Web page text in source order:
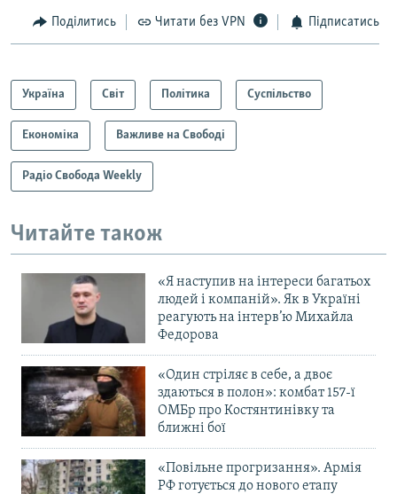
Поділитись Читати без VPN Підписатись
Україна Світ Політика Суспільство
Економіка Важливе на Свободі
Радіо Свобода Weekly
Читайте також
«Я наступив на інтереси багатьох
людей і компаній». Як в Україні
реагують на інтерв’ю Михайла
Федорова
«Один стріляє в себе, а двоє
здаються в полон»: комбат 157-ї
ОМБр про Костянтинівку та
ближні бої
«Повільне прогризання». Армія
РФ готується до нового етапу